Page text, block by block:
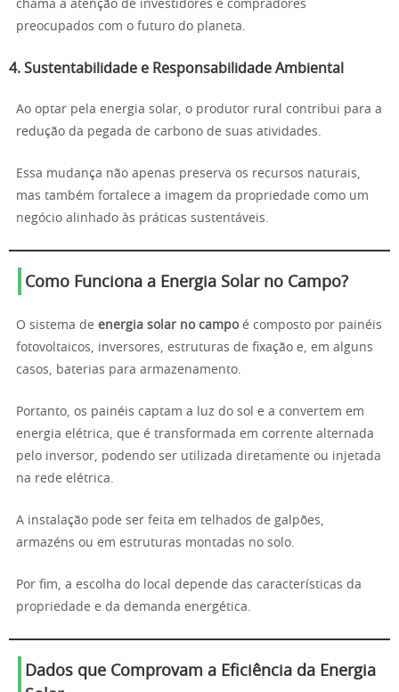
chama a atenção de investidores e compradores
preocupados com o futuro do planeta.
4. Sustentabilidade e Responsabilidade Ambiental
Ao optar pela energia solar, o produtor rural contribui para a
redução da pegada de carbono de suas atividades.
Essa mudança não apenas preserva os recursos naturais,
mas também fortalece a imagem da propriedade como um
negócio alinhado às práticas sustentáveis.
Como Funciona a Energia Solar no Campo?
O sistema de energia solar no campoé composto por painéis
fotovoltaicos, inversores, estruturas de fixação e, em alguns
casos, baterias para armazenamento.
Portanto, os painéis captam a luz do sol e a convertem em
energia elétrica, que é transformada em corrente alternada
pelo inversor, podendo ser utilizada diretamente ou injetada
na rede elétrica.
A instalação pode ser feita em telhados de galpões,
armazéns ou em estruturas montadas no solo.
Por fim, a escolha do local depende das características da
propriedade e da demanda energética.
Dados que Comprovam a Eficiência da Energia